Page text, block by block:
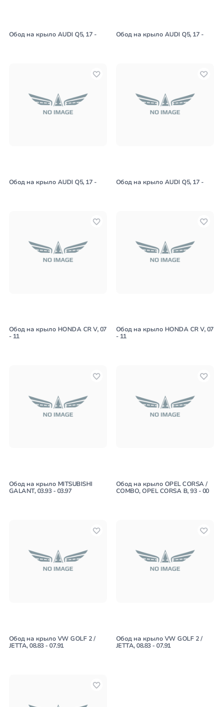
Обод на крыло AUDI Q5, 17 - Обод на крыло AUDI Q5, 17 -
Обод на крыло AUDI Q5, 17 - Обод на крыло AUDI Q5, 17 -
Обод на крыло HONDA CR V, 07
- 11
Обод на крыло HONDA CR V, 07
- 11
Обод на крыло MITSUBISHI
GALANT, 03.93 - 03.97
Обод на крыло OPEL CORSA /
COMBO, OPEL CORSA B, 93 - 00
Обод на крыло VW GOLF 2 /
JETTA, 08.83 - 07.91
Обод на крыло VW GOLF 2 /
JETTA, 08.83 - 07.91